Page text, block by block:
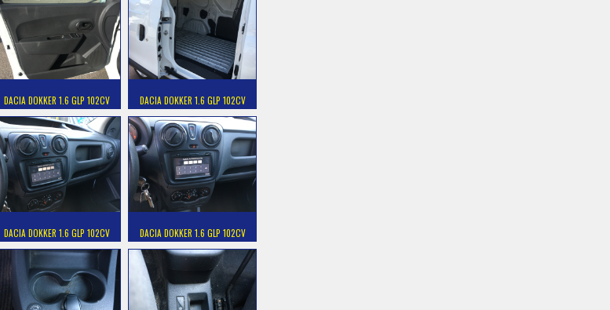
DACIA DOKKER 1.6 GLP 102CV DACIA DOKKER 1.6 GLP 102CV
DACIA DOKKER 1.6 GLP 102CV DACIA DOKKER 1.6 GLP 102CV